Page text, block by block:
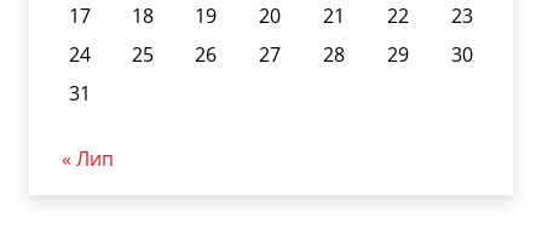
17
18 19 20 21 22
23
24
25 26 27 28 29
30
31
« Лип